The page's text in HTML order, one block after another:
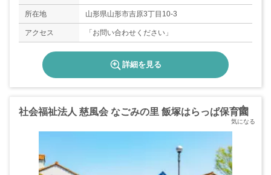
所在地 山形県山形市吉原3丁目10-3
アクセス 「お問い合わせください」
詳細を見る
社会福祉法人 慈風会 なごみの里 飯塚はらっぱ保育園